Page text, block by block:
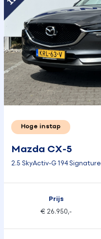
Hoge instap
Mazda CX-5
2.5 SkyActiv-G 194 Signature
Prijs
€ 26.950,-